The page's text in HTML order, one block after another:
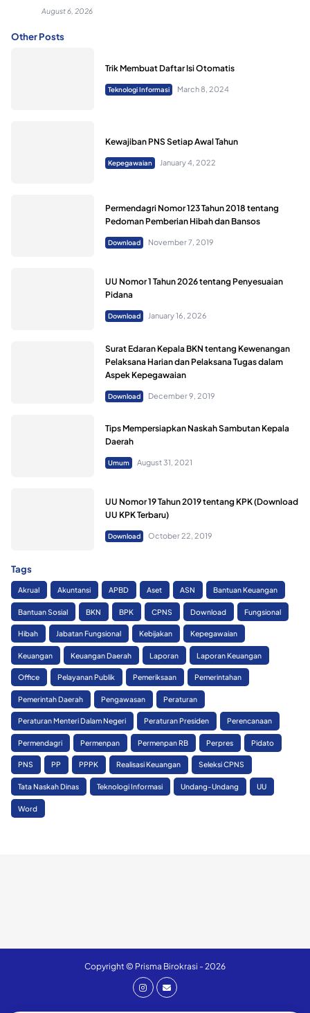
August 6, 2026
Other Posts
Trik Membuat Daftar Isi Otomatis
Teknologi Informasi March 8, 2024
Kewajiban PNS Setiap Awal Tahun
Kepegawaian January 4, 2022
Permendagri Nomor 123 Tahun 2018 tentang
Pedoman Pemberian Hibah dan Bansos
Download November 7, 2019
UU Nomor 1 Tahun 2026 tentang Penyesuaian
Pidana
Download January 16, 2026
Surat Edaran Kepala BKN tentang Kewenangan
Pelaksana Harian dan Pelaksana Tugas dalam
Aspek Kepegawaian
Download December 9, 2019
Tips Mempersiapkan Naskah Sambutan Kepala
Daerah
Umum August 31, 2021
UU Nomor 19 Tahun 2019 tentang KPK (Download
UU KPK Terbaru)
Download October 22, 2019
Tags
Akrual Akuntansi APBD Aset ASN Bantuan Keuangan
Bantuan Sosial BKN BPK CPNS Download Fungsional
Hibah Jabatan Fungsional Kebijakan Kepegawaian
Keuangan Keuangan Daerah Laporan Laporan Keuangan
Office Pelayanan Publik Pemeriksaan Pemerintahan
Pemerintah Daerah Pengawasan Peraturan
Peraturan Menteri Dalam Negeri Peraturan Presiden Perencanaan
Permendagri Permenpan Permenpan RB Perpres Pidato
PNS PP PPPK Realisasi Keuangan Seleksi CPNS
Tata Naskah Dinas Teknologi Informasi Undang-Undang UU
Word
Copyright © Prisma Birokrasi - 2026